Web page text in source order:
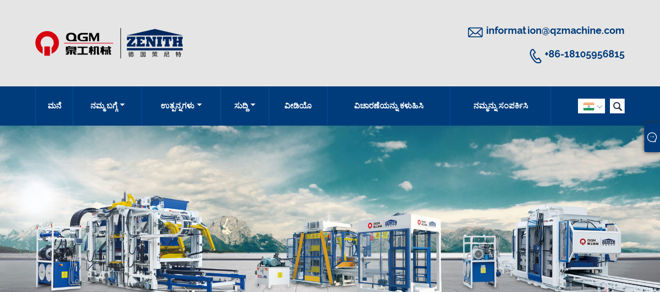
 information@qzmachine.com
 +86-18105956815
 
ಮನೆ ನಮ್ಮ ಬಗ್ಗೆ ಉತ್ಪನ್ನಗಳು ಸುದ್ದಿ ವೀಡಿಯೊ ವಿಚಾರಣೆಯನ್ನು ಕಳುಹಿಸಿ ನಮ್ಮನ್ನು ಸಂಪರ್ಕಿಸಿ